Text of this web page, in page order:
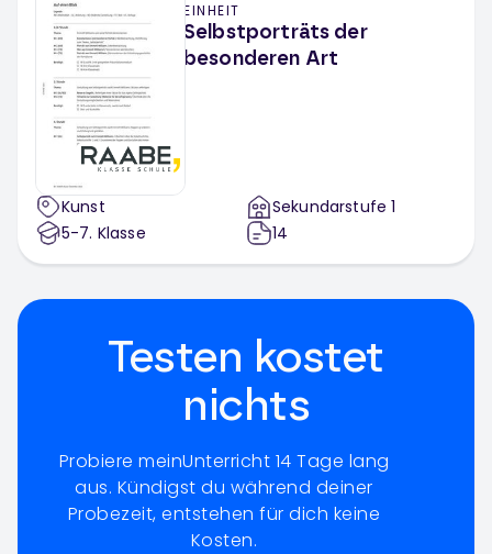
EINHEIT
Selbstporträts der
besonderen Art
Kunst
5-7. Klasse
Sekundarstufe 1
14
Testen kostet
nichts
Probiere meinUnterricht 14 Tage lang
aus. Kündigst du während deiner
Probezeit, entstehen für dich keine
Kosten.